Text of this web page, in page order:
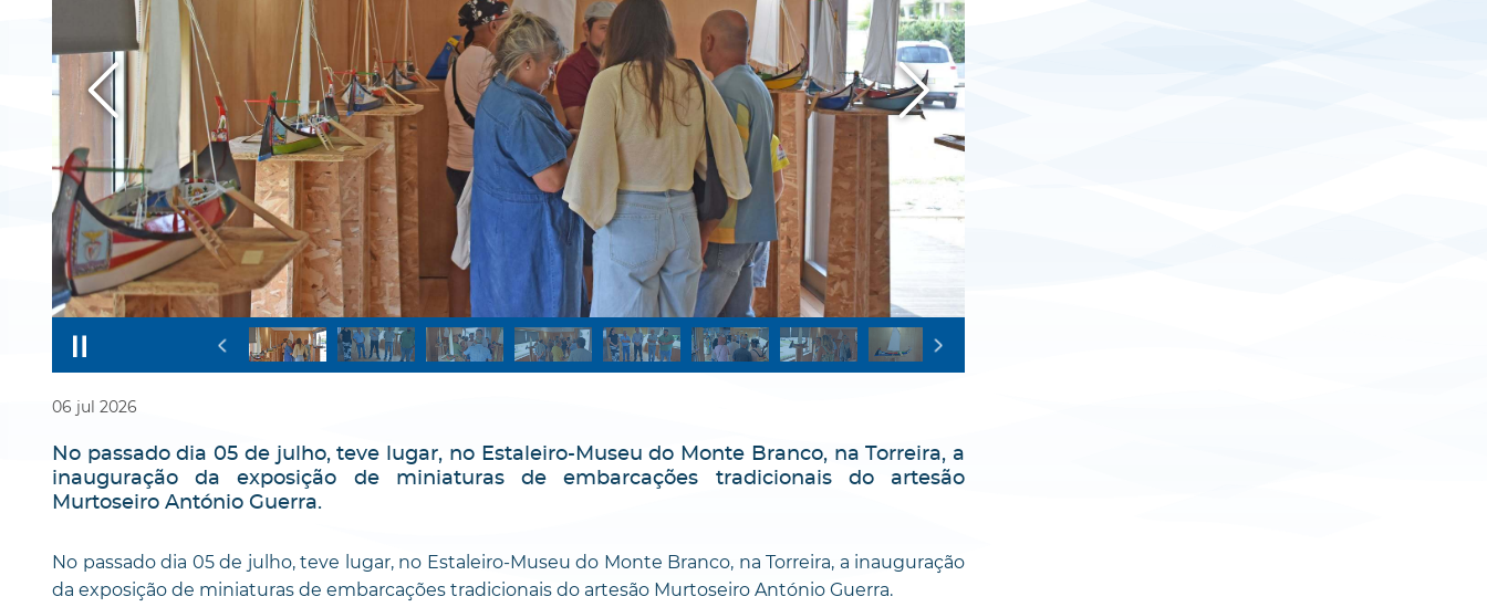
06 jul 2026
No passado dia 05 de julho, teve lugar, no Estaleiro-Museu do Monte Branco, na Torreira, a
inauguração da exposição de miniaturas de embarcações tradicionais do artesão
Murtoseiro António Guerra.
No passado dia 05 de julho, teve lugar, no Estaleiro-Museu do Monte Branco, na Torreira, a inauguração
da exposição de miniaturas de embarcações tradicionais do artesão Murtoseiro António Guerra.